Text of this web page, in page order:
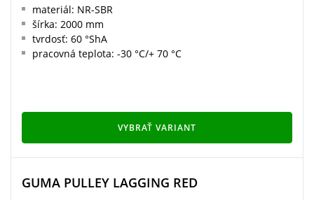
materiál: NR-SBR
šírka: 2000 mm
tvrdosť: 60 °ShA
pracovná teplota: -30 °C/+ 70 °C
VYBRAŤ VARIANT
GUMA PULLEY LAGGING RED